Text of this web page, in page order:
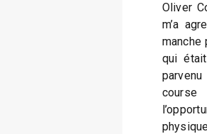
Oliver
m’a
manche
qui
course